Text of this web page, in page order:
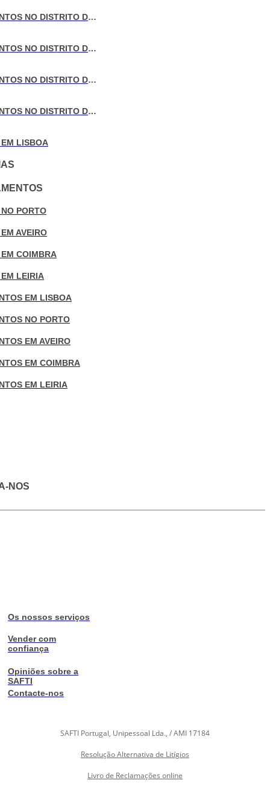
VENDA DE APARTAMENTOS NO DISTRITO DO PORTO
VENDA DE APARTAMENTOS NO DISTRITO DE AVEIRO
VENDA DE APARTAMENTOS NO DISTRITO DE COIMBRA
VENDA DE APARTAMENTOS NO DISTRITO DE LEIRIA
LISBOA
PORTO
AVEIRO
COIMBRA
LEIRIA
EM LISBOA
NO PORTO
EM AVEIRO
EM COIMBRA
EM LEIRIA
NOS
Os nossos serviços
Vender com
confiança
Opiniões sobre a
SAFTI
Contacte-nos
SAFTI Portugal, Unipessoal Lda., / AMI 17184
Resolução Alternativa de Litígios
Livro de Reclamações online